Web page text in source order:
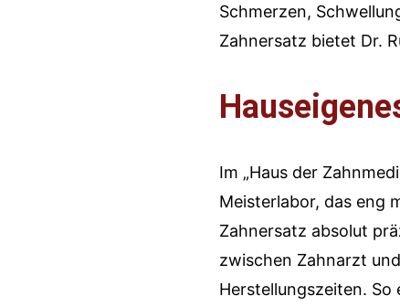
Schmerzen,
Zahnersatz bietet Dr.
Im „Haus der
Meisterlabor, das eng
Zahnersatz absolut
zwischen Zahnarzt
Herstellungszeiten.